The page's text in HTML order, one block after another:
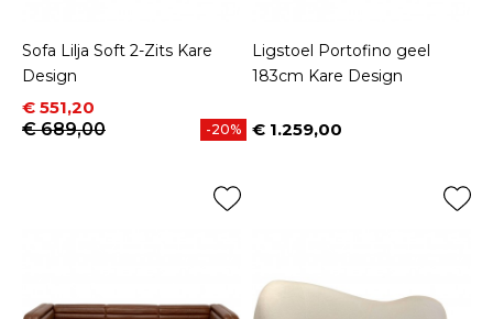
Sofa Lilja Soft 2-Zits Kare
Design
Prijs
€ 551,20
Normale prijs
€ 689,00
-20%
Ligstoel Portofino geel
183cm Kare Design
Prijs
€ 1.259,00